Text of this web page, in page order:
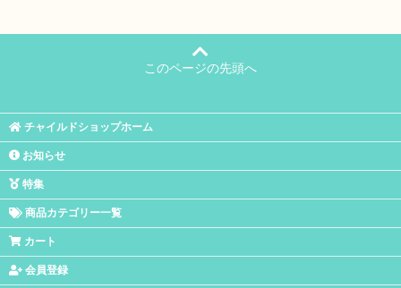
このページの先頭へ
チャイルドショップホーム
お知らせ
特集
商品カテゴリー一覧
カート
会員登録